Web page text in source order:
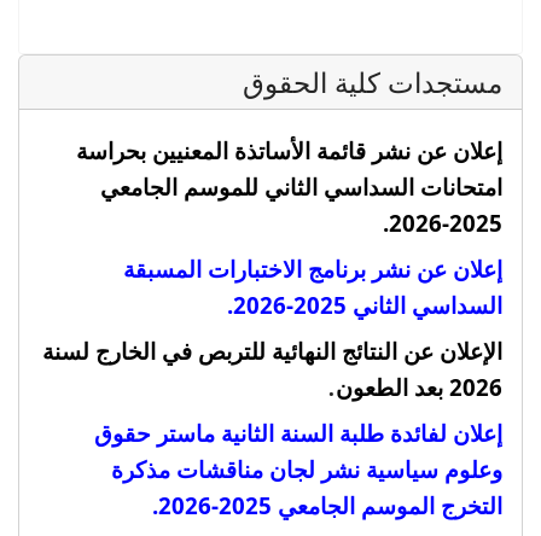
مستجدات كلية الحقوق
إعلان عن نشر قائمة الأساتذة المعنيين بحراسة
امتحانات السداسي الثاني للموسم الجامعي
2025-2026.
إعلان عن نشر برنامج الاختبارات المسبقة
السداسي الثاني 2025-2026.
الإعلان عن النتائج النهائية للتربص في الخارج لسنة
2026 بعد الطعون
.
إعلان لفائدة طلبة السنة الثانية ماستر حقوق
وعلوم سياسية نشر لجان مناقشات مذكرة
التخرج الموسم الجامعي 2025-2026
.